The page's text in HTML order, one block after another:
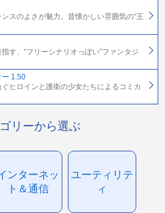
スのよさが魅力。昔懐かしい雰囲気の“王
す、“フリーシナリオっぽい”ファンタジ
ー 1.50
ヒロインと護衛の少女たちによるコミカ
リーから選ぶ
ンターネッ
ト＆通信
ユーティリテ
ィ